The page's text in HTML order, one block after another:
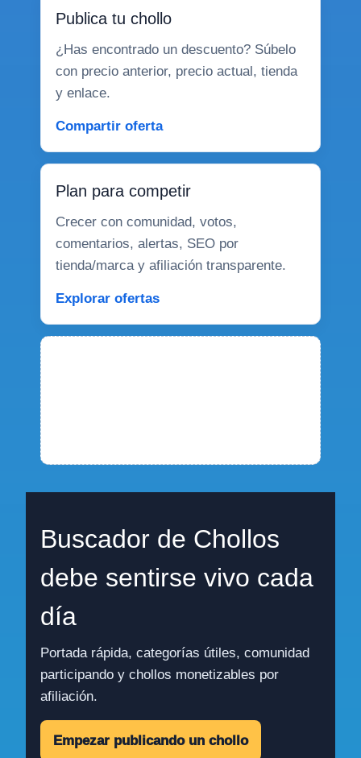
Publica tu chollo
¿Has encontrado un descuento? Súbelo
con precio anterior, precio actual, tienda
y enlace.
Compartir oferta
Plan para competir
Crecer con comunidad, votos,
comentarios, alertas, SEO por
tienda/marca y afiliación transparente.
Explorar ofertas
Buscador de Chollos
debe sentirse vivo cada
día
Portada rápida, categorías útiles, comunidad
participando y chollos monetizables por
afiliación.
Empezar publicando un chollo